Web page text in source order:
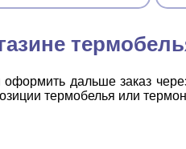
дальше заказ
термобелья или